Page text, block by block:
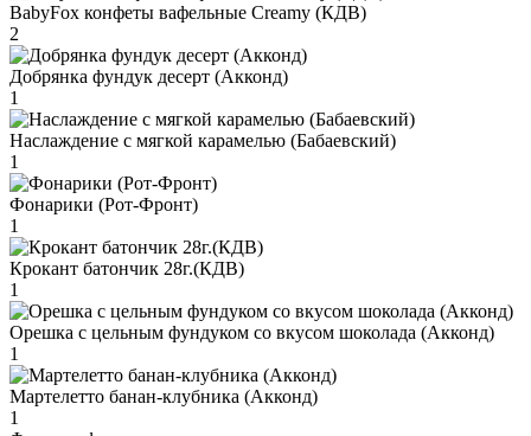
BabyFox конфеты вафельные Creamy (КДВ)
2
Добрянка фундук десерт (Акконд)
1
Наслаждение с мягкой карамелью (Бабаевский)
1
Фонарики (Рот-Фронт)
1
Крокант батончик 28г.(КДВ)
1
Орешка с цельным фундуком со вкусом шоколада (Акконд)
1
Мартелетто банан-клубника (Акконд)
1